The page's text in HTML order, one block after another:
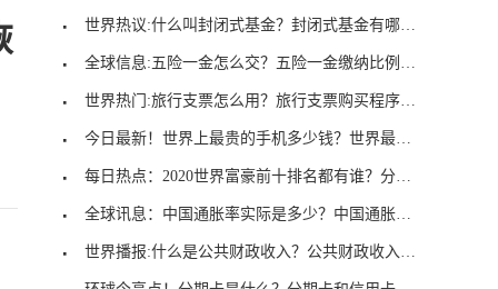
世界热议:什么叫封闭式基金？封闭式基金有哪些特点
全球信息:五险一金怎么交？五险一金缴纳比例是多少
世界热门:旅行支票怎么用？旅行支票购买程序有哪些
今日最新！世界上最贵的手机多少钱？世界最贵的手机
每日热点：2020世界富豪前十排名都有谁？分别有多少
全球讯息：中国通胀率实际是多少？中国通胀应该如何
世界播报:什么是公共财政收入？公共财政收入有哪些